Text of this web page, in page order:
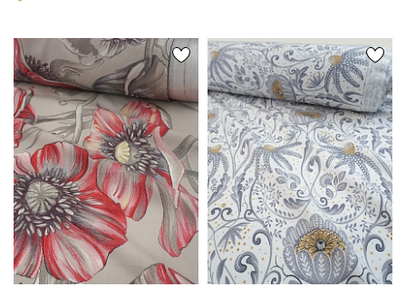
данныхи даюСогласие на обработку персональных
данных
ДаюСогласие на получение рекламных и
информационных рассылок